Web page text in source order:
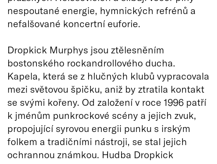
nespoutané energie, hymnických refrénů a
nefalšované koncertní euforie.
Dropkick Murphys jsou ztělesněním
bostonského rockandrollového ducha.
Kapela, která se z hlučných klubů vypracovala
mezi světovou špičku, aniž by ztratila kontakt
se svými kořeny. Od založení v roce 1996 patří
k jménům punkrockové scény a jejich zvuk,
propojující syrovou energii punku s irským
folkem a tradičními nástroji, se stal jejich
ochrannou známkou. Hudba Dropkick